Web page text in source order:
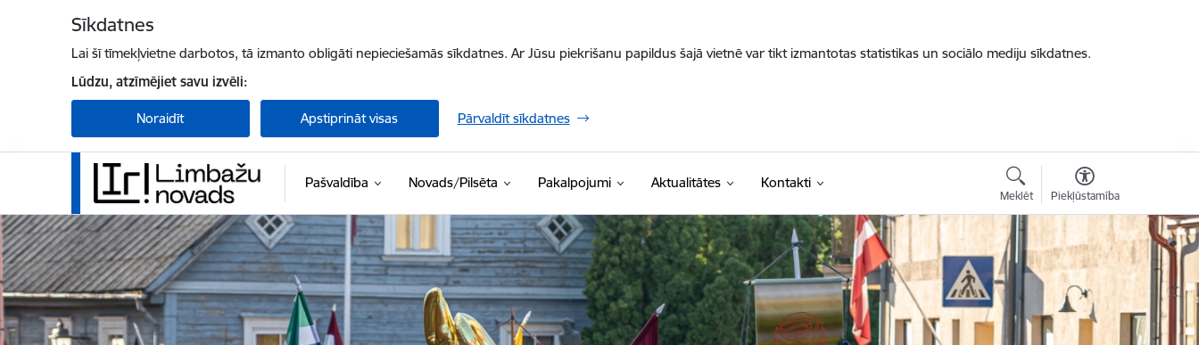
Sīkdatnes
Lai šī tīmekļvietne darbotos, tā izmanto obligāti nepieciešamās sīkdatnes. Ar Jūsu piekrišanu papildus šajā vietnē var tikt izmantotas statistikas un sociālo mediju sīkdatnes.
Lūdzu, atzīmējiet savu izvēli:
Noraidīt Apstiprināt visas Pārvaldīt sīkdatnes
Pašvaldība Novads/Pilsēta Pakalpojumi Aktualitātes Kontakti
Meklēt Piekļūstamība
Limbažu novada pašvaldība